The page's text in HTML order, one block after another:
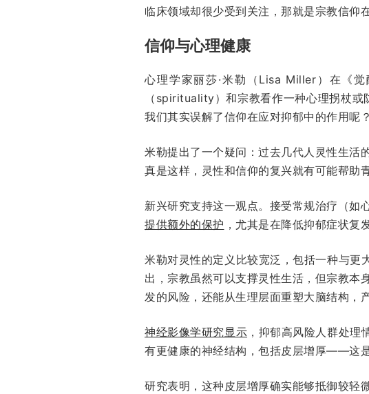
临床领域却很少受到关注，那就是宗教信仰
信仰与心理健康
心理学家丽莎·米勒（Lisa Miller）在《觉
（spirituality）和宗教看作一种心理拐杖
我们其实误解了信仰在应对抑郁中的作用呢？
米勒提出了一个疑问：过去几代人灵性生活
真是这样，灵性和信仰的复兴就有可能帮助
新兴研究支持这一观点。接受常规治疗（如
提供额外的保护 ，尤其是在降低抑郁症状复
米勒对灵性的定义比较宽泛，包括一种与更
出，宗教虽然可以支撑灵性生活，但宗教本
发的风险，还能从生理层面重塑大脑结构，
神经影像学研究显示 ，抑郁高风险人群处理
有更健康的神经结构，包括皮层增厚——这是
研究表明，这种皮层增厚确实能够抵御较轻